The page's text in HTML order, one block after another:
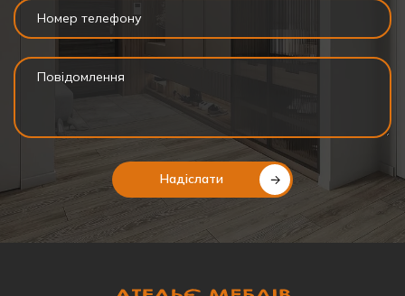
Надіслати